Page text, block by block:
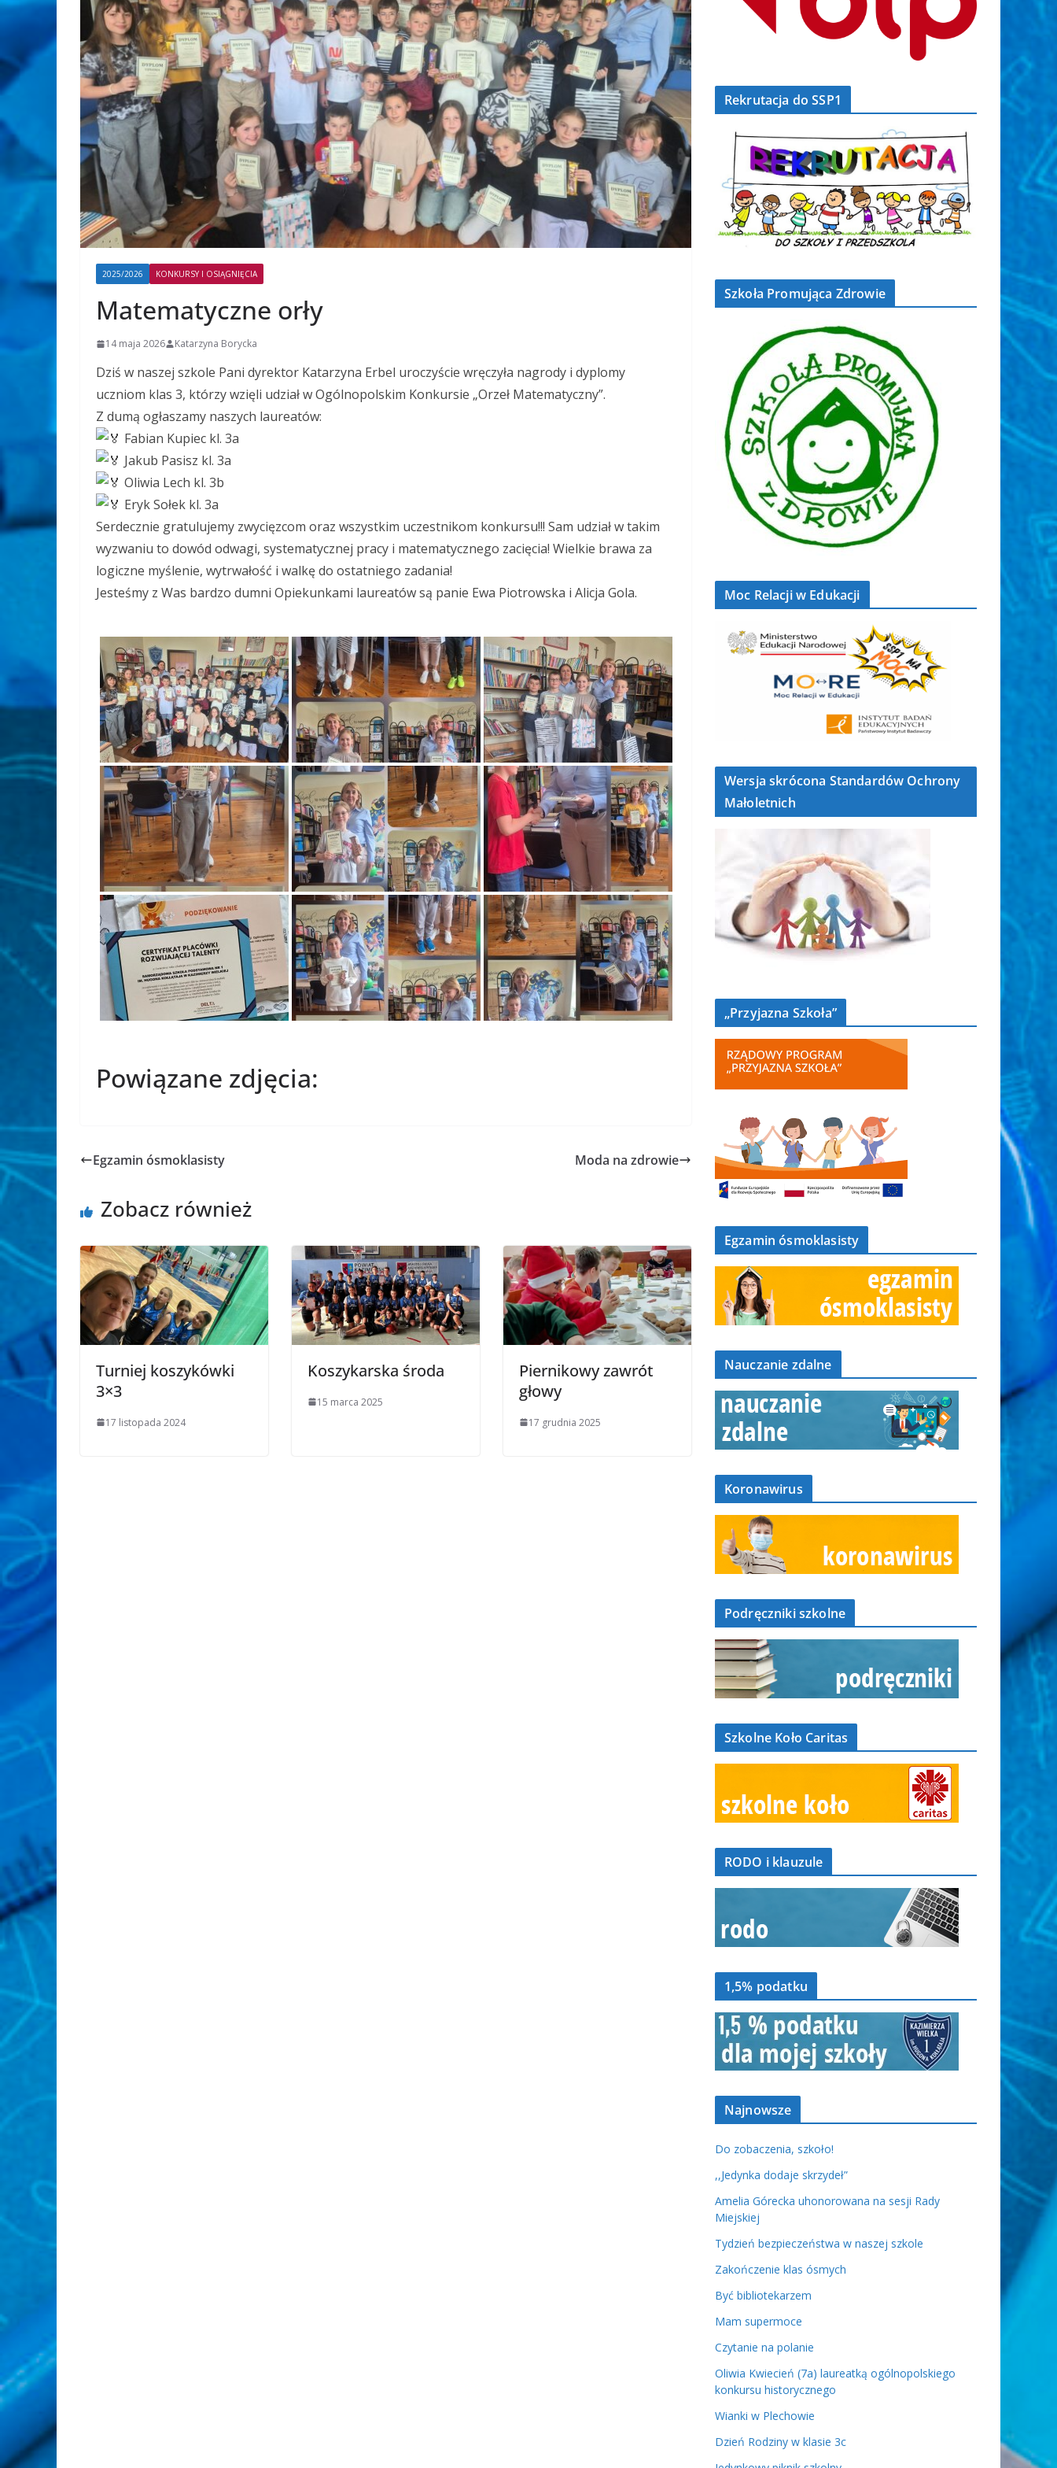
2025/2026 KONKURSY I OSIĄGNIĘCIA
Matematyczne orły
14 maja 2026 Katarzyna Borycka
Dziś w naszej szkole Pani dyrektor Katarzyna Erbel uroczyście wręczyła nagrody i dyplomy
uczniom klas 3, którzy wzięli udział w Ogólnopolskim Konkursie „Orzeł Matematyczny”.
Z dumą ogłaszamy naszych laureatów:
Fabian Kupiec kl. 3a
Jakub Pasisz kl. 3a
Oliwia Lech kl. 3b
Eryk Sołek kl. 3a
Serdecznie gratulujemy zwycięzcom oraz wszystkim uczestnikom konkursu!!! Sam udział w takim
wyzwaniu to dowód odwagi, systematycznej pracy i matematycznego zacięcia! Wielkie brawa za
logiczne myślenie, wytrwałość i walkę do ostatniego zadania!
Jesteśmy z Was bardzo dumni Opiekunkami laureatów są panie Ewa Piotrowska i Alicja Gola.
Powiązane zdjęcia:
Egzamin ósmoklasisty Moda na zdrowie
Zobacz również
Turniej koszykówki
3×3
17 listopada 2024
Koszykarska środa
15 marca 2025
Piernikowy zawrót
głowy
17 grudnia 2025
Rekrutacja do SSP1
Szkoła Promująca Zdrowie
Moc Relacji w Edukacji
Wersja skrócona Standardów Ochrony
Małoletnich
„Przyjazna Szkoła”
Egzamin ósmoklasisty
Nauczanie zdalne
Koronawirus
Podręczniki szkolne
Szkolne Koło Caritas
RODO i klauzule
1,5% podatku
Najnowsze
Do zobaczenia, szkoło!
,,Jedynka dodaje skrzydeł”
Amelia Górecka uhonorowana na sesji Rady
Miejskiej
Tydzień bezpieczeństwa w naszej szkole
Zakończenie klas ósmych
Być bibliotekarzem
Mam supermoce
Czytanie na polanie
Oliwia Kwiecień (7a) laureatką ogólnopolskiego
konkursu historycznego
Wianki w Plechowie
Dzień Rodziny w klasie 3c